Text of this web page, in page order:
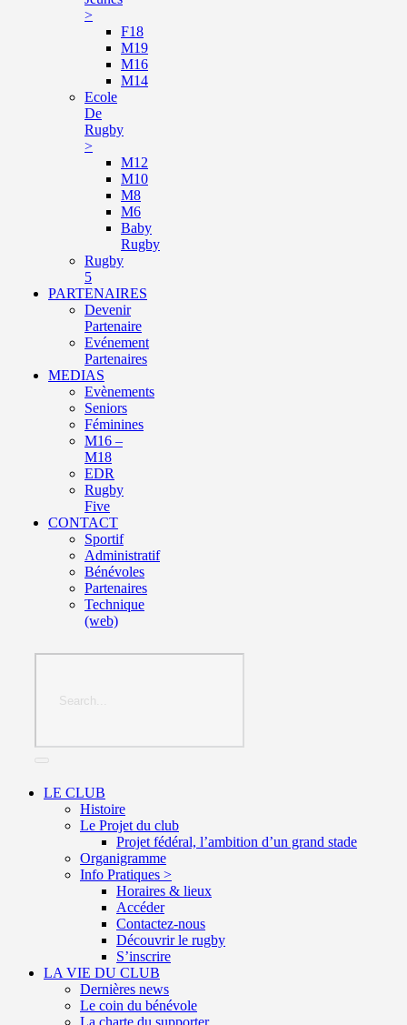
>
F18
M19
M16
M14
Ecole
De
Rugby
>
M12
M10
M8
M6
Baby
Rugby
Rugby
5
PARTENAIRES
Devenir
Partenaire
Evénement
Partenaires
MEDIAS
Evènements
Seniors
Féminines
M16 –
M18
EDR
Rugby
Five
CONTACT
Sportif
Administratif
Bénévoles
Partenaires
Technique
(web)
LE CLUB
Histoire
Le Projet du club
Projet fédéral, l’ambition d’un grand stade
Organigramme
Info Pratiques >
Horaires & lieux
Accéder
Contactez-nous
Découvrir le rugby
S’inscrire
LA VIE DU CLUB
Dernières news
Le coin du bénévole
La charte du supporter